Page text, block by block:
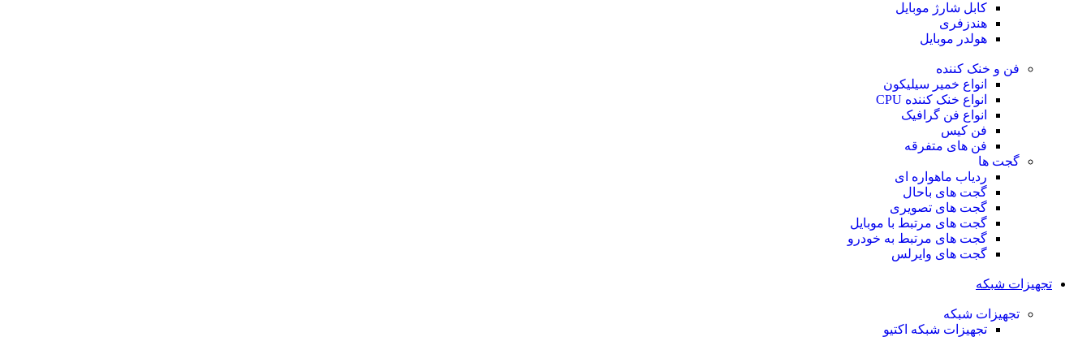
کابل شارژ موبایل
هندزفری
هولدر موبایل
فن و خنک کننده
انواع خمیر سیلیکون
انواع خنک کننده CPU
انواع فن گرافیک
فن کیس
فن های متفرقه
گجت ها
ردیاب ماهواره ای
گجت های باحال
گجت های تصویری
گجت های مرتبط با موبایل
گجت های مرتبط به خودرو
گجت های وایرلس
تجهیزات شبکه
تجهیزات شبکه
تجهیزات شبکه اکتیو